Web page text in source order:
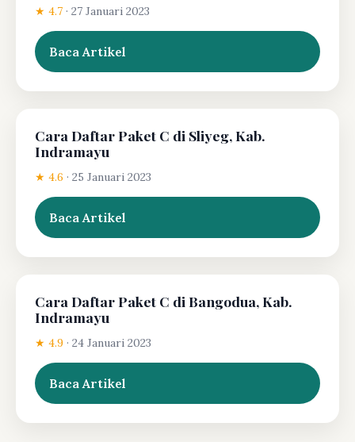
★ 4.7 · 27 Januari 2023
Baca Artikel
Cara Daftar Paket C di Sliyeg, Kab.
Indramayu
★ 4.6 · 25 Januari 2023
Baca Artikel
Cara Daftar Paket C di Bangodua, Kab.
Indramayu
★ 4.9 · 24 Januari 2023
Baca Artikel